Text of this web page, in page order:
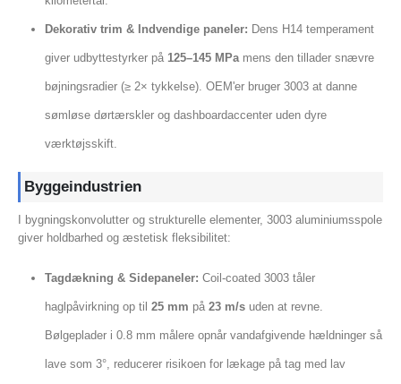
Dekorativ trim & Indvendige paneler: Dens H14 temperament
giver udbyttestyrker på 125–145 MPamens den tillader snævre
bøjningsradier (≥ 2× tykkelse). OEM'er bruger 3003 at danne
sømløse dørtærskler og dashboardaccenter uden dyre
værktøjsskift.
Byggeindustrien
I bygningskonvolutter og strukturelle elementer, 3003 aluminiumsspole
giver holdbarhed og æstetisk fleksibilitet:
Tagdækning & Sidepaneler: Coil-coated 3003 tåler
haglpåvirkning op til 25 mm på 23 m/suden at revne.
Bølgeplader i 0.8 mm målere opnår vandafgivende hældninger så
lave som 3°, reducerer risikoen for lækage på tag med lav